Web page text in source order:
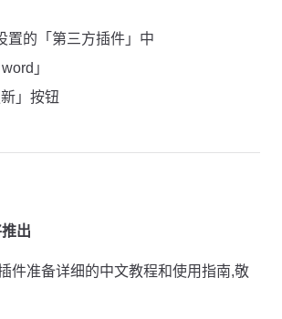
置的「第三方插件」中
」
」按钮
出
件准备详细的中文教程和使用指南,敬